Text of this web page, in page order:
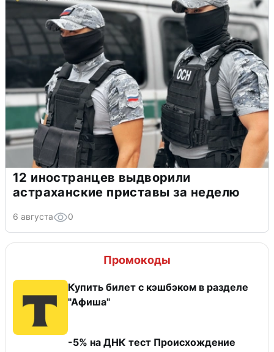
12 иностранцев выдворили
астраханские приставы за неделю
6 августа 0
Промокоды
Купить билет с кэшбэком в разделе
"Афиша"
-5% на ДНК тест Происхождение